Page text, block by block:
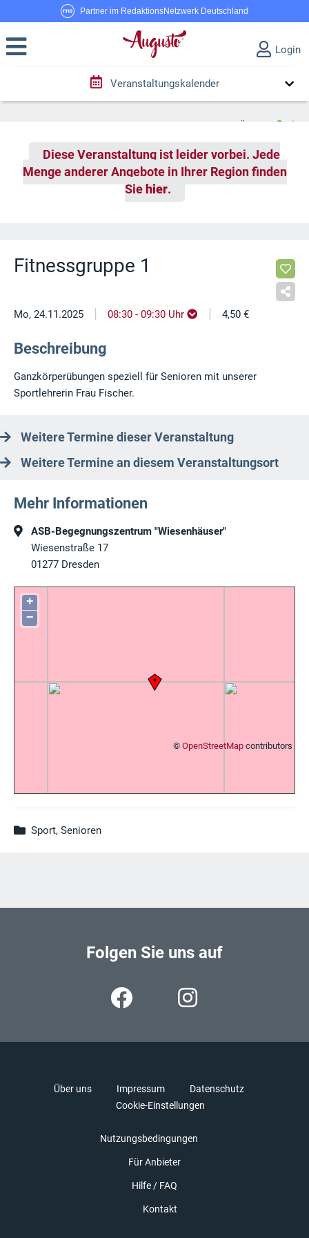
Partner im RedaktionsNetzwerk Deutschland
Login
Veranstaltungskalender
Diese Veranstaltung ist leider vorbei. Jede
Menge anderer Angebote in Ihrer Region finden
Sie hier.
Fitnessgruppe 1
Mo, 24.11.2025 | 08:30 - 09:30 Uhr | 4,50 €
Beschreibung
Ganzkörperübungen speziell für Senioren mit unserer
Sportlehrerin Frau Fischer.
Weitere Termine dieser Veranstaltung
Weitere Termine an diesem Veranstaltungsort
Mehr Informationen
ASB-Begegnungszentrum "Wiesenhäuser"
Wiesenstraße 17
01277 Dresden
+
−
© OpenStreetMap contributors
Sport, Senioren
Folgen Sie uns auf
Über uns Impressum
Datenschutz
Cookie-Einstellungen
Nutzungsbedingungen
Für Anbieter
Hilfe / FAQ
Kontakt